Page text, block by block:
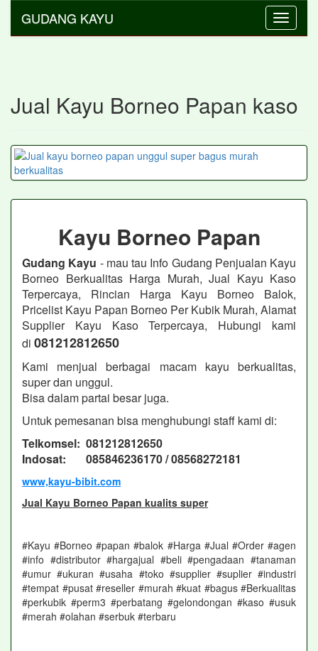
Toggle
GUDANG KAYU
Jual Kayu Borneo Papan kaso
Kayu Borneo Papan
Gudang Kayu - mau tau Info Gudang Penjualan Kayu
Borneo Berkualitas Harga Murah, Jual Kayu Kaso
Terpercaya, Rincian Harga Kayu Borneo Balok,
Pricelist Kayu Papan Borneo Per Kubik Murah, Alamat
Supplier Kayu Kaso Terpercaya, Hubungi kami
di 081212812650
Kami menjual berbagai macam kayu berkualitas,
super dan unggul.
Bisa dalam partai besar juga.
Untuk pemesanan bisa menghubungi staff kami di:
Telkomsel: 081212812650
Indosat: 085846236170 / 08568272181
www,kayu-bibit.com
Jual Kayu Borneo Papan kualits super
#Kayu #Borneo #papan #balok #Harga #Jual #Order #agen
#info #distributor #hargajual #beli #pengadaan #tanaman
#umur #ukuran #usaha #toko #supplier #suplier #industri
#tempat #pusat #reseller #murah #kuat #bagus #Berkualitas
#perkubik #perm3 #perbatang #gelondongan #kaso #usuk
#merah #olahan #serbuk #terbaru